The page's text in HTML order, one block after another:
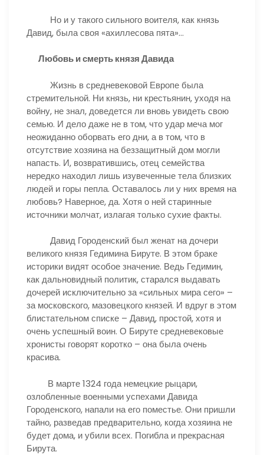
Но и у такого сильного воителя, как князь
Давид, была своя «ахиллесова пята»…
Любовь и смерть князя Давида
Жизнь в средневековой Европе была
стремительной. Ни князь, ни крестьянин, уходя на
войну, не знал, доведется ли вновь увидеть свою
семью. И дело даже не в том, что удар меча мог
неожиданно оборвать его дни, а в том, что в
отсутствие хозяина на беззащитный дом могли
напасть. И, возвратившись, отец семейства
нередко находил лишь изувеченные тела близких
людей и горы пепла. Оставалось ли у них время на
любовь? Наверное, да. Хотя о ней старинные
источники молчат, излагая только сухие факты.
Давид Городенский был женат на дочери
великого князя Гедимина Бируте. В этом браке
историки видят особое значение. Ведь Гедимин,
как дальновидный политик, старался выдавать
дочерей исключительно за «сильных мира сего» –
за московского, мазовецкого князей. И вдруг в этом
блистательном списке – Давид, простой, хотя и
очень успешный воин. О Бируте средневековые
хронисты говорят коротко – она была очень
красива.
В марте 1324 года немецкие рыцари,
озлобленные военными успехами Давида
Городенского, напали на его поместье. Они пришли
тайно, разведав предварительно, когда хозяина не
будет дома, и убили всех. Погибла и прекрасная
Бирута.